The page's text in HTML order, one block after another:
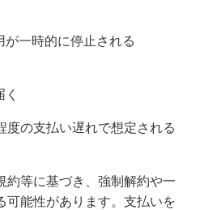
やすく解説
ードはどう選ぶ？申し込み
メリットとは？安全に利用
が一時的に停止される
度の支払い遅れで想定される
約等に基づき、強制解約や一
可能性があります。支払いを